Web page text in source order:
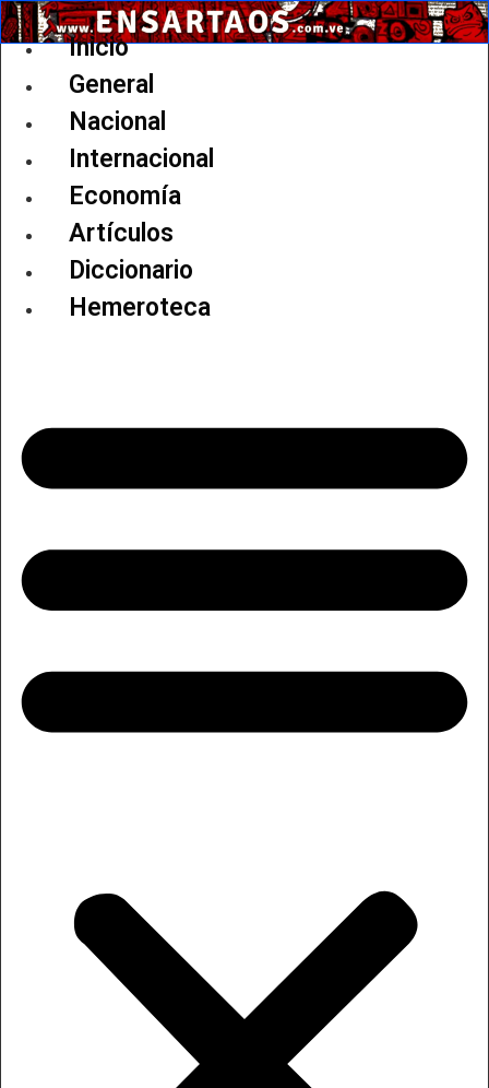
Ir
al
Inicio
General
Nacional
Internacional
Economía
Artículos
Diccionario
Hemeroteca